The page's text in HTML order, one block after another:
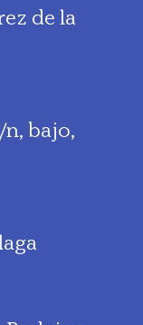
de la
bajo,